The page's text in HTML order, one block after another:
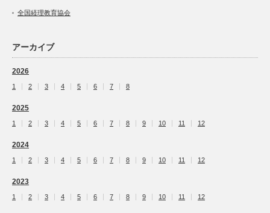
全国経理教育協会
アーカイブ
2026
1 2 3 4 5 6 7 8
2025
1 2 3 4 5 6 7 8 9 10 11 12
2024
1 2 3 4 5 6 7 8 9 10 11 12
2023
1 2 3 4 5 6 7 8 9 10 11 12